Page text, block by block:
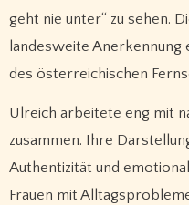
geht nie unter“ zu sehen.
landesweite Anerkennung
des österreichischen
Ulreich arbeitete eng mit
zusammen. Ihre
Authentizität und
Frauen mit